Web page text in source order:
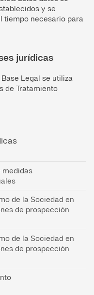
y se
tiempo necesario para
jurídicas
Legal se utiliza
de Tratamiento
medidas
de la Sociedad en
de prospección
de la Sociedad en
de prospección